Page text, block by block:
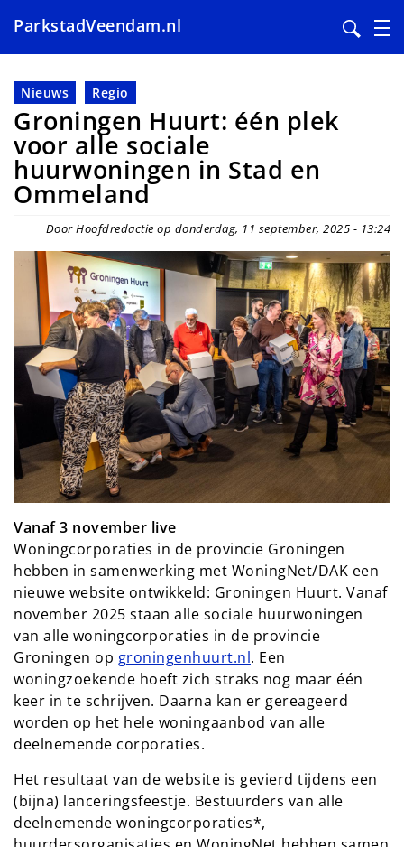
en
naar
de
inhoud
gaan
ParkstadVeendam.nl
Nieuws Regio
Groningen Huurt: één plek
voor alle sociale
huurwoningen in Stad en
Ommeland
Door Hoofdredactie op donderdag, 11 september, 2025 - 13:24
Vanaf 3 november live
Woningcorporaties in de provincie Groningen
hebben in samenwerking met WoningNet/DAK een
nieuwe website ontwikkeld: Groningen Huurt. Vanaf
november 2025 staan alle sociale huurwoningen
van alle woningcorporaties in de provincie
Groningen op groningenhuurt.nl. Een
woningzoekende hoeft zich straks nog maar één
keer in te schrijven. Daarna kan er gereageerd
worden op het hele woningaanbod van alle
deelnemende corporaties.
Het resultaat van de website is gevierd tijdens een
(bijna) lanceringsfeestje. Bestuurders van alle
deelnemende woningcorporaties*,